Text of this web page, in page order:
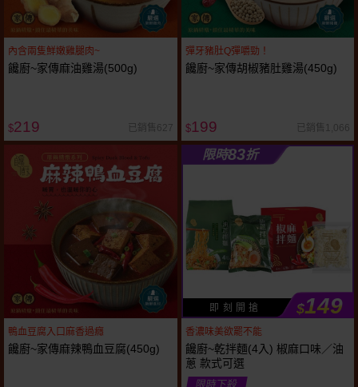
內含兩隻鮮嫩雞腿肉~
饞廚~家傳麻油雞湯(500g)
$219 已銷售627
彈牙豬肚Q彈嚼勁！
饞廚~家傳胡椒豬肚雞湯(450g)
$199 已銷售1,066
鴨血豆腐入口麻香過癮
饞廚~家傳麻辣鴨血豆腐(450g)
限時83折
即 刻 開 搶 $149
香濃味美欲罷不能
饞廚~乾拌麵(4入) 椒麻口味／油
蔥 款式可選
限時下殺